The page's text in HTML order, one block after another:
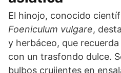
El hinojo, conocido
Foeniculum vulgare,
y herbáceo, que
con un trasfondo dulce.
bulbos crujientes en